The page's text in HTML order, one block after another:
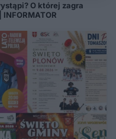
O której zagra